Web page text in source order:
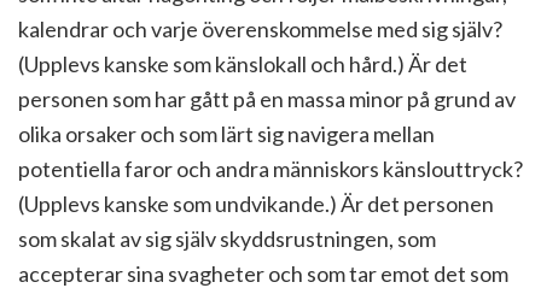
kalendrar och varje överenskommelse med sig själv?
(Upplevs kanske som känslokall och hård.) Är det
personen som har gått på en massa minor på grund av
olika orsaker och som lärt sig navigera mellan
potentiella faror och andra människors känslouttryck?
(Upplevs kanske som undvikande.) Är det personen
som skalat av sig själv skyddsrustningen, som
accepterar sina svagheter och som tar emot det som